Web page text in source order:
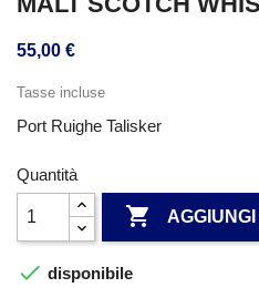
55,00 €
Tasse incluse
Port Ruighe Talisker
Quantità

 disponibile